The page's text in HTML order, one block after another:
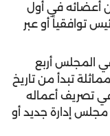
أعضائه في أول
توافقياً أو عبر
المجلس أربع
تبدأ من تاريخ
تصريف أعماله
مجلس إدارة جديد أو